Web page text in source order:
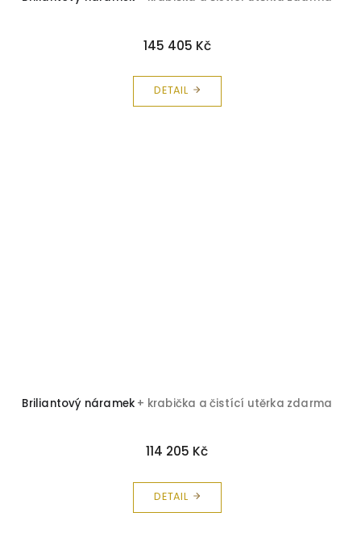
145 405 Kč
DETAIL
Briliantový náramek + krabička a čistící utěrka zdarma
114 205 Kč
DETAIL